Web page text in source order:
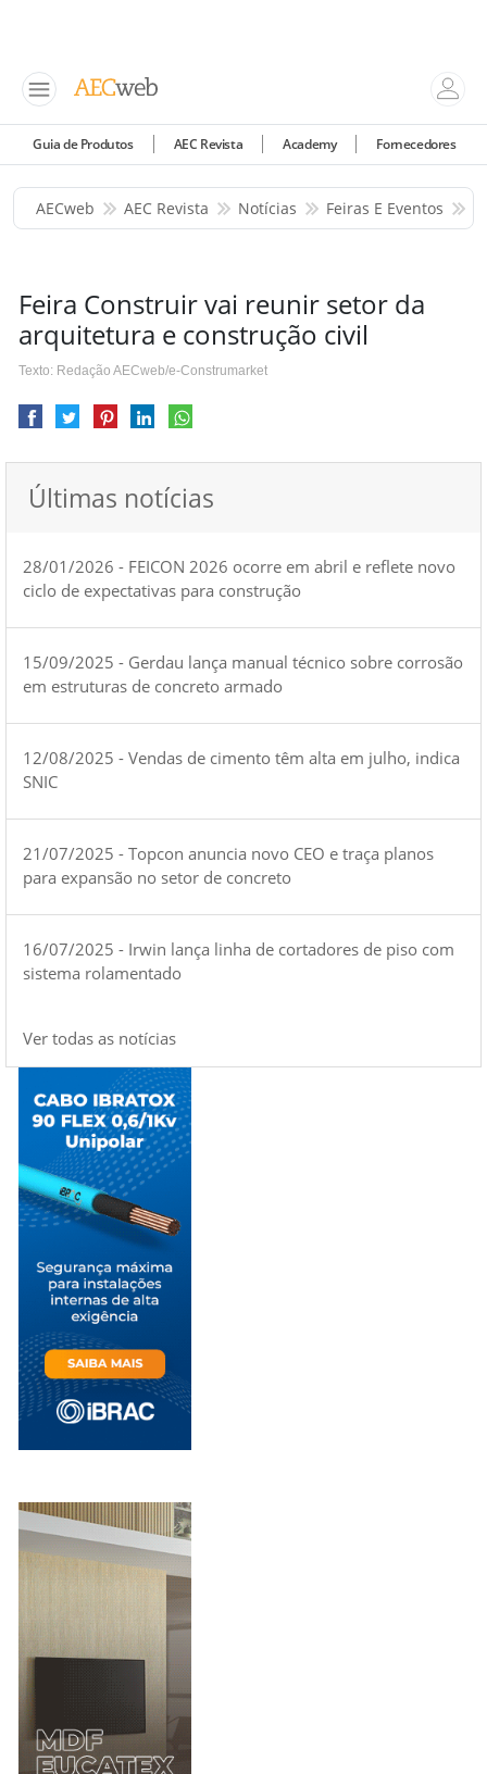
Guia de Produtos AEC Revista Academy Fornecedores
AECweb AEC Revista Notícias Feiras E Eventos
Feira Construir vai reunir setor da
arquitetura e construção civil
Texto: Redação AECweb/e-Construmarket
Últimas notícias
28/01/2026 - FEICON 2026 ocorre em abril e reflete novo
ciclo de expectativas para construção
15/09/2025 - Gerdau lança manual técnico sobre corrosão
em estruturas de concreto armado
12/08/2025 - Vendas de cimento têm alta em julho, indica
SNIC
21/07/2025 - Topcon anuncia novo CEO e traça planos
para expansão no setor de concreto
16/07/2025 - Irwin lança linha de cortadores de piso com
sistema rolamentado
Ver todas as notícias